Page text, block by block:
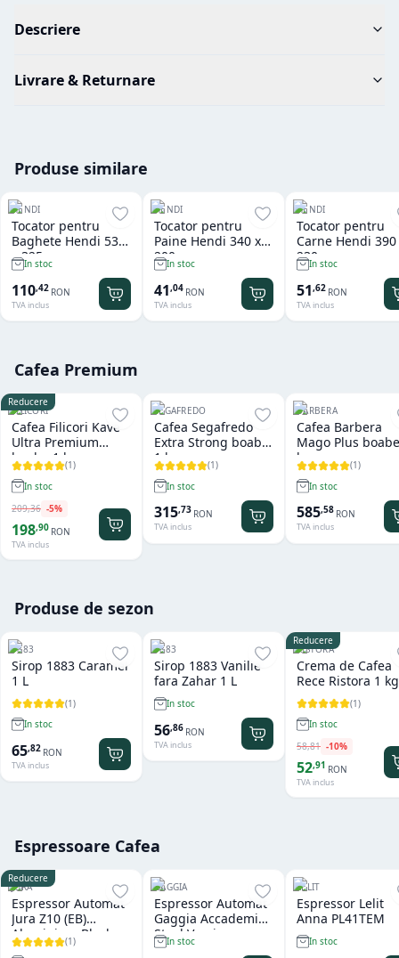
Descriere
Livrare & Returnare
Produse similare
HENDI
Tocator pentru
Baghete Hendi 530
x 325 mm
In stoc
110,42 RON
TVA inclus
HENDI
Tocator pentru
Paine Hendi 340 x
200 mm
In stoc
41,04 RON
TVA inclus
HENDI
Tocator pentru
Carne Hendi 390
230 mm
In stoc
51,62 RON
TVA inclus
Cafea Premium
Reducere
FILICORI
Cafea Filicori Kave
Ultra Premium
boabe 1 kg
(1)
In stoc
209,36 -5%
198,90 RON
TVA inclus
SEGAFREDO
Cafea Segafredo
Extra Strong boabe
1 kg
(1)
In stoc
315,73 RON
TVA inclus
BARBERA
Cafea Barbera
Mago Plus
kg
(1)
In stoc
585,58 RON
TVA inclus
Produse de sezon
1883
Sirop 1883 Caramel
1 L
(1)
In stoc
65,82 RON
TVA inclus
1883
Sirop 1883 Vanilie
fara Zahar 1 L
In stoc
56,86 RON
TVA inclus
Reducere
RISTORA
Crema de Cafea
Rece Ristora 1 kg
(1)
In stoc
58,81 -10%
52,91 RON
TVA inclus
Espressoare Cafea
Reducere
JURA
Espressor Automat
Jura Z10 (EB)
Aluminium Black
(1)
GAGGIA
Espressor Automat
Gaggia Accademia
Steel Version
In stoc
LELIT
Espressor Lelit
Anna PL41TEM
In stoc